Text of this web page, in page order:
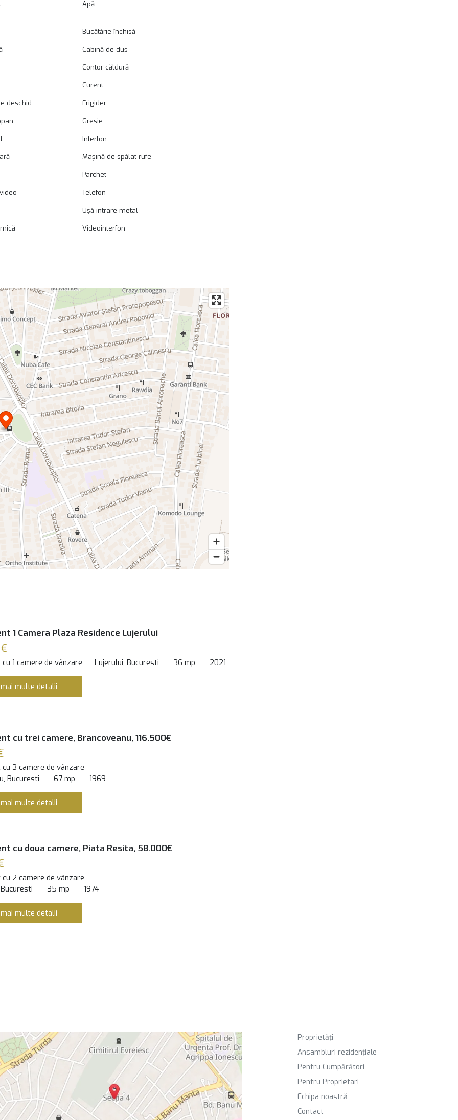
Apă
Bucătărie închisă
Cabină de duș
Contor căldură
Curent
deschid Frigider
Gresie
Interfon
Mașină de spălat rufe
Parchet
Telefon
Ușă intrare metal
Videointerfon
1 Camera Plaza Residence Lujerului
1 camere de vânzare Lujerului, Bucuresti 36 mp 2021
multe detalii
cu trei camere, Brancoveanu, 116.500€
3 camere de vânzare
Bucuresti
67 mp 1969
multe detalii
cu doua camere, Piata Resita, 58.000€
2 camere de vânzare
35 mp 1974
multe detalii
Proprietăți
Ansambluri rezidențiale
Pentru Cumpărători
Pentru Proprietari
Echipa noastră
Contact